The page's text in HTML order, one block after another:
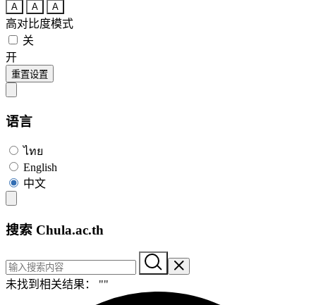
A A A
高对比度模式
关
开
重置设置
语言
ไทย
English
中文
搜索 Chula.ac.th
未找到相关结果： ""